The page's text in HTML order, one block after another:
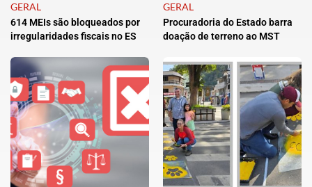
GERAL
614 MEIs são bloqueados por
irregularidades fiscais no ES
GERAL
Procuradoria do Estado barra
doação de terreno ao MST